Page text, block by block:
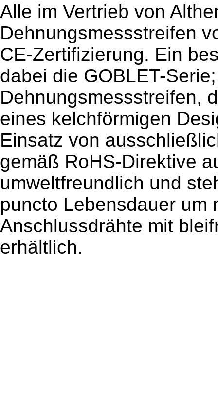
Alle im Vertrieb von
Dehnungsmessstreifen
CE-Zertifizierung. Ein
dabei die GOBLET-
Dehnungsmessstreifen,
eines kelchförmigen
Einsatz von
gemäß RoHS-Direktive
umweltfreundlich und
puncto Lebensdauer um
Anschlussdrähte mit
erhältlich.